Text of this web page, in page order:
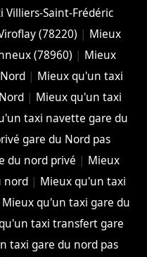
Villiers-Saint-Frédéric
(78220) | Mieux
(78960) | Mieux
| Mieux qu'un taxi
| Mieux qu'un taxi
taxi navette gare du
gare du Nord pas
du nord privé | Mieux
nord | Mieux qu'un taxi
Mieux qu'un taxi gare du
taxi transfert gare
taxi gare du nord pas